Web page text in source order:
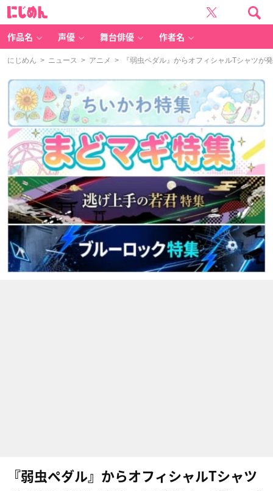
作品名 声優 舞台俳優 作者名
にじめん > ニュース > アニメ > 『弱虫ペダル』からオフィシャルTシャツが
『弱虫ペダル』からオフィシャルTシャツ